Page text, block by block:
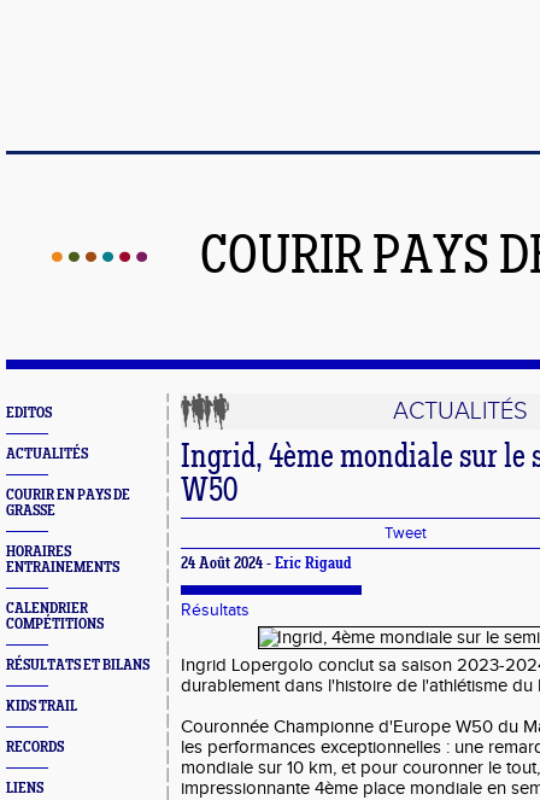
COURIR PAYS
EDITOS
ACTUALITÉS
COURIR EN PAYS DE
GRASSE
HORAIRES
ENTRAINEMENTS
CALENDRIER
COMPÉTITIONS
RÉSULTATS ET BILANS
KIDS TRAIL
RECORDS
LIENS
ACTUALITÉS
Ingrid, 4ème mondiale sur le
W50
Tweet
24 Août 2024 - Eric Rigaud
Résultats
Ingrid Lopergolo conclut sa saison 2023-
durablement dans l'histoire de l'athlétisme du
Couronnée Championne d'Europe W50 du
les performances exceptionnelles : une
mondiale sur 10 km, et pour couronner le
impressionnante 4ème place mondiale en